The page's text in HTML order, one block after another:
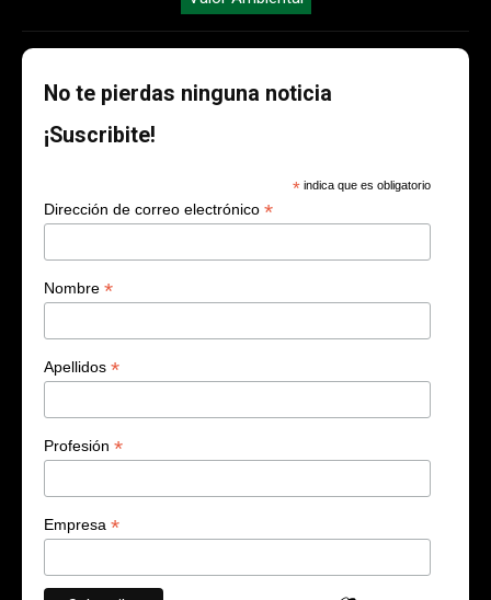
No te pierdas ninguna noticia
¡Suscribite!
* indica que es obligatorio
Dirección de correo electrónico *
Nombre *
Apellidos *
Profesión *
Empresa *